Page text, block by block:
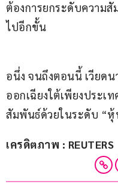
ต้องการยกระดับความ
ไปอีกขั้น
อนึ่ง จนถึงตอนนี้ เวียด
ออกเฉียงใต้เพียงประ
สัมพันธ์ด้วยในระดับ “หุ้
เครดิตภาพ : REUTERS